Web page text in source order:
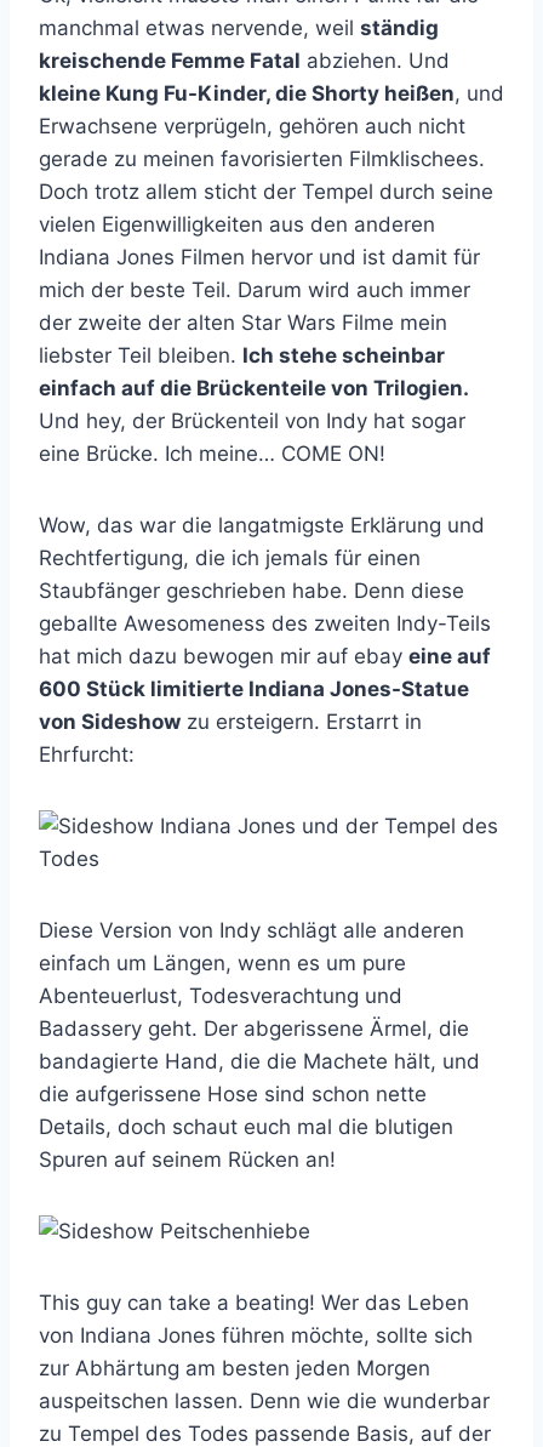
manchmal etwas nervende, weil ständig
kreischende Femme Fatal abziehen. Und
kleine Kung Fu-Kinder, die Shorty heißen, und
Erwachsene verprügeln, gehören auch nicht
gerade zu meinen favorisierten Filmklischees.
Doch trotz allem sticht der Tempel durch seine
vielen Eigenwilligkeiten aus den anderen
Indiana Jones Filmen hervor und ist damit für
mich der beste Teil. Darum wird auch immer
der zweite der alten Star Wars Filme mein
liebster Teil bleiben. Ich stehe scheinbar
einfach auf die Brückenteile von Trilogien.
Und hey, der Brückenteil von Indy hat sogar
eine Brücke. Ich meine… COME ON!
Wow, das war die langatmigste Erklärung und
Rechtfertigung, die ich jemals für einen
Staubfänger geschrieben habe. Denn diese
geballte Awesomeness des zweiten Indy-Teils
hat mich dazu bewogen mir auf ebay eine auf
600 Stück limitierte Indiana Jones-Statue
von Sideshow zu ersteigern. Erstarrt in
Ehrfurcht:
Diese Version von Indy schlägt alle anderen
einfach um Längen, wenn es um pure
Abenteuerlust, Todesverachtung und
Badassery geht. Der abgerissene Ärmel, die
bandagierte Hand, die die Machete hält, und
die aufgerissene Hose sind schon nette
Details, doch schaut euch mal die blutigen
Spuren auf seinem Rücken an!
This guy can take a beating! Wer das Leben
von Indiana Jones führen möchte, sollte sich
zur Abhärtung am besten jeden Morgen
auspeitschen lassen. Denn wie die wunderbar
zu Tempel des Todes passende Basis, auf der